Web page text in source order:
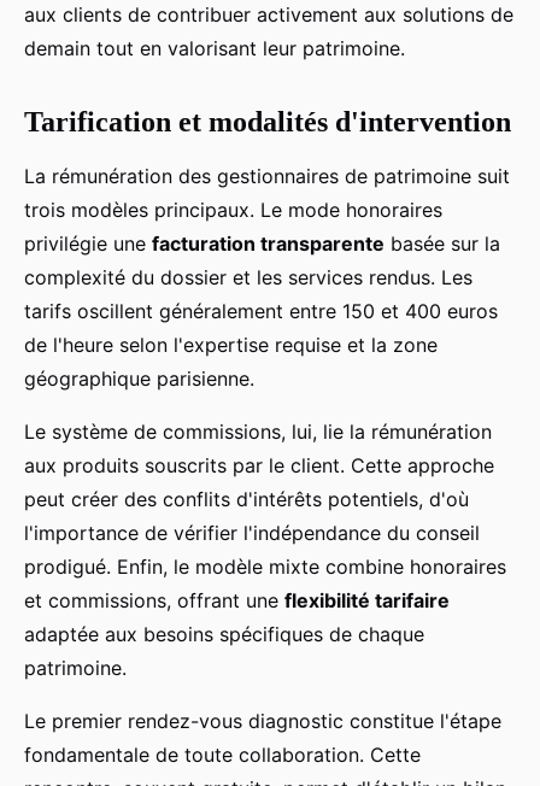
aux clients de contribuer activement aux solutions de
demain tout en valorisant leur patrimoine.
Tarification et modalités d'intervention
La rémunération des gestionnaires de patrimoine suit
trois modèles principaux. Le mode honoraires
privilégie une facturation transparente basée sur la
complexité du dossier et les services rendus. Les
tarifs oscillent généralement entre 150 et 400 euros
de l'heure selon l'expertise requise et la zone
géographique parisienne.
Le système de commissions, lui, lie la rémunération
aux produits souscrits par le client. Cette approche
peut créer des conflits d'intérêts potentiels, d'où
l'importance de vérifier l'indépendance du conseil
prodigué. Enfin, le modèle mixte combine honoraires
et commissions, offrant une flexibilité tarifaire
adaptée aux besoins spécifiques de chaque
patrimoine.
Le premier rendez-vous diagnostic constitue l'étape
fondamentale de toute collaboration. Cette